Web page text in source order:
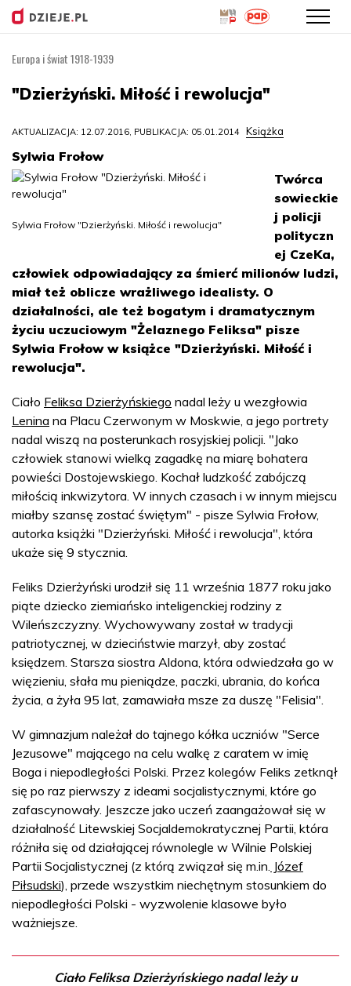
treści
Europa i świat 1918-1939
"Dzierżyński. Miłość i rewolucja"
AKTUALIZACJA: 12.07.2016, PUBLIKACJA: 05.01.2014 Książka
Sylwia Frołow
Sylwia Frołow "Dzierżyński. Miłość i rewolucja"
Twórca
sowieckie
j policji
polityczn
ej CzeKa,
człowiek odpowiadający za śmierć milionów ludzi,
miał też oblicze wrażliwego idealisty. O
działalności, ale też bogatym i dramatycznym
życiu uczuciowym "Żelaznego Feliksa" pisze
Sylwia Frołow w książce "Dzierżyński. Miłość i
rewolucja".
Ciało Feliksa Dzierżyńskiego nadal leży u wezgłowia
Lenina na Placu Czerwonym w Moskwie, a jego portrety
nadal wiszą na posterunkach rosyjskiej policji. "Jako
człowiek stanowi wielką zagadkę na miarę bohatera
powieści Dostojewskiego. Kochał ludzkość zabójczą
miłością inkwizytora. W innych czasach i w innym miejscu
miałby szansę zostać świętym" - pisze Sylwia Frołow,
autorka książki "Dzierżyński. Miłość i rewolucja", która
ukaże się 9 stycznia.
Feliks Dzierżyński urodził się 11 września 1877 roku jako
piąte dziecko ziemiańsko inteligenckiej rodziny z
Wileńszczyzny. Wychowywany został w tradycji
patriotycznej, w dzieciństwie marzył, aby zostać
księdzem. Starsza siostra Aldona, która odwiedzała go w
więzieniu, słała mu pieniądze, paczki, ubrania, do końca
życia, a żyła 95 lat, zamawiała msze za duszę "Felisia".
W gimnazjum należał do tajnego kółka uczniów "Serce
Jezusowe" mającego na celu walkę z caratem w imię
Boga i niepodległości Polski. Przez kolegów Feliks zetknął
się po raz pierwszy z ideami socjalistycznymi, które go
zafascynowały. Jeszcze jako uczeń zaangażował się w
działalność Litewskiej Socjaldemokratycznej Partii, która
różniła się od działającej równolegle w Wilnie Polskiej
Partii Socjalistycznej (z którą związał się m.in. Józef
Piłsudski), przede wszystkim niechętnym stosunkiem do
niepodległości Polski - wyzwolenie klasowe było
ważniejsze.
Ciało Feliksa Dzierżyńskiego nadal leży u